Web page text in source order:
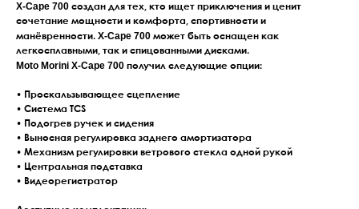
X-Cape 700 создан для тех, кто ищет приключения и ценит
сочетание мощности и комфорта, спортивности и
манёвренности. X-Cape 700 может быть оснащен как
легкосплавными, так и спицованными дисками.
Moto Morini X-Cape 700 получил следующие опции:
• Проскальзывающее сцепление
• Система TCS
• Подогрев ручек и сидения
• Выносная регулировка заднего амортизатора
• Механизм регулировки ветрового стекла одной рукой
• Центральная подставка
• Видеорегистратор